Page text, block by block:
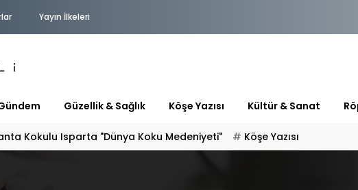
Yayın İlkeleri
Güzellik & Sağlık Köşe Yazısı Kültür & Sanat
HAYATIMIZA "HOŞ GELDİN" DİYORSAK